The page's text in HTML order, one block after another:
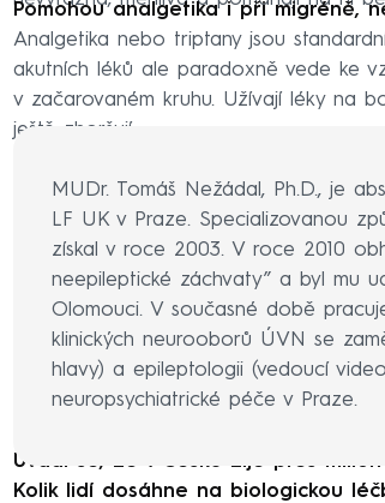
Pomohou analgetika i při migréně,
Analgetika nebo triptany jsou
akutních léků ale paradoxně vede ke
v začarovaném kruhu. Užívají léky na
ještě zhoršují.
MUDr. Tomáš Nežádal, Ph.D., je
LF UK v Praze. Specializovanou
získal v roce 2003. V roce 2010
neepileptické záchvaty” a byl mu
Olomouci. V současné době
klinických neurooborů ÚVN se
hlavy) a epileptologii (vedoucí
neuropsychiatrické péče v Praze.
Uvádí se, že v Česku žije přes
Kolik lidí dosáhne na biologickou